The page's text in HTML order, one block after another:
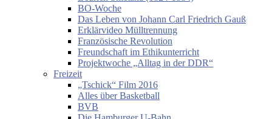
BO-Woche
Das Leben von Johann Carl Friedrich Gauß
Erklärvideo Mülltrennung
Französische Revolution
Freundschaft im Ethikunterricht
Projektwoche „Alltag in der DDR“
Freizeit
„Tschick“ Film 2016
Alles über Basketball
BVB